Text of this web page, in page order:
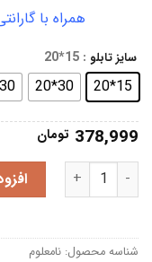
همراه با
سایز تابلو : 15*20
15*20
30*20
30*40
378,999 تومان
تابلو سیاه و سفید گل من
شناسه محصول: نامعلوم